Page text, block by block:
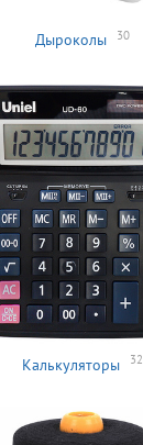
Дыроколы 30
Калькуляторы 32